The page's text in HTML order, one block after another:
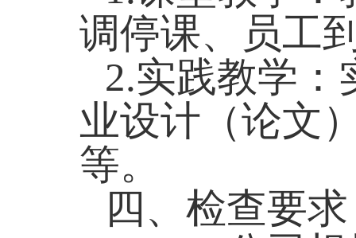
调停课、员工
2.实践教学：
业设计（论文
等。
四、检查要求